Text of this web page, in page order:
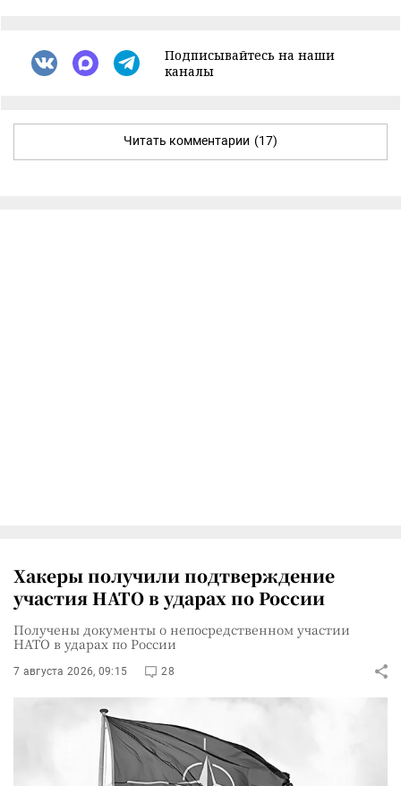
Подписывайтесь на наши
каналы
Читать комментарии (17)
Хакеры получили подтверждение
участия НАТО в ударах по России
Получены документы о непосредственном участии
НАТО в ударах по России
7 августа 2026, 09:15 28